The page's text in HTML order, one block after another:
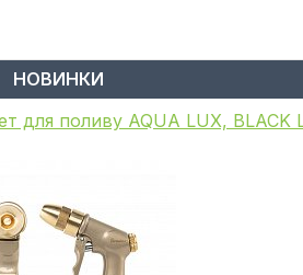
НОВИНКИ
металевий, WHITE LINE,